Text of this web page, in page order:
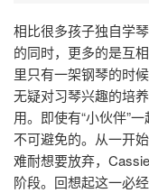
相比很多孩子独自学
的同时，更多的是互
里只有一架钢琴的时
无疑对习琴兴趣的培
用。即使有“小伙伴”
不可避免的。从一开
难耐想要放弃，
阶段。回想起这一必